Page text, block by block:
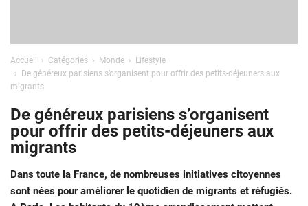
Accueil Catégories Monde
Lifestyle
De généreux parisiens s’organisent pour offrir des petits-déjeuners aux
migrants
De généreux parisiens s’organisent
pour offrir des petits-déjeuners aux
migrants
Dans toute la France, de nombreuses initiatives citoyennes
sont nées pour améliorer le quotidien de migrants et réfugiés.